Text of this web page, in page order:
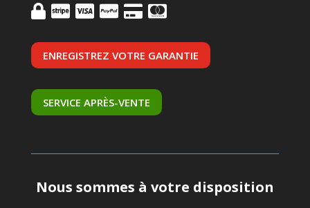
ENREGISTREZ VOTRE GARANTIE
SERVICE APRÈS-VENTE
Nous sommes à votre disposition